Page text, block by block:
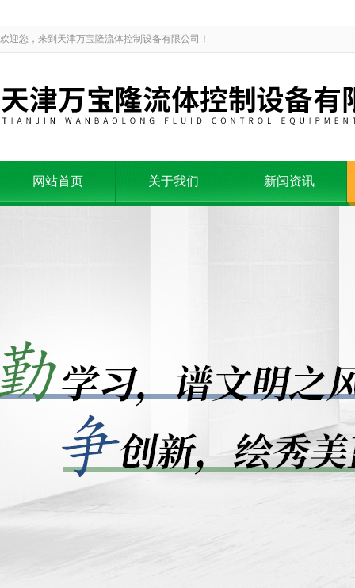
欢迎您，来到天津万宝隆流体控制设备有限公司！
网站首页 关于我们 新闻资讯